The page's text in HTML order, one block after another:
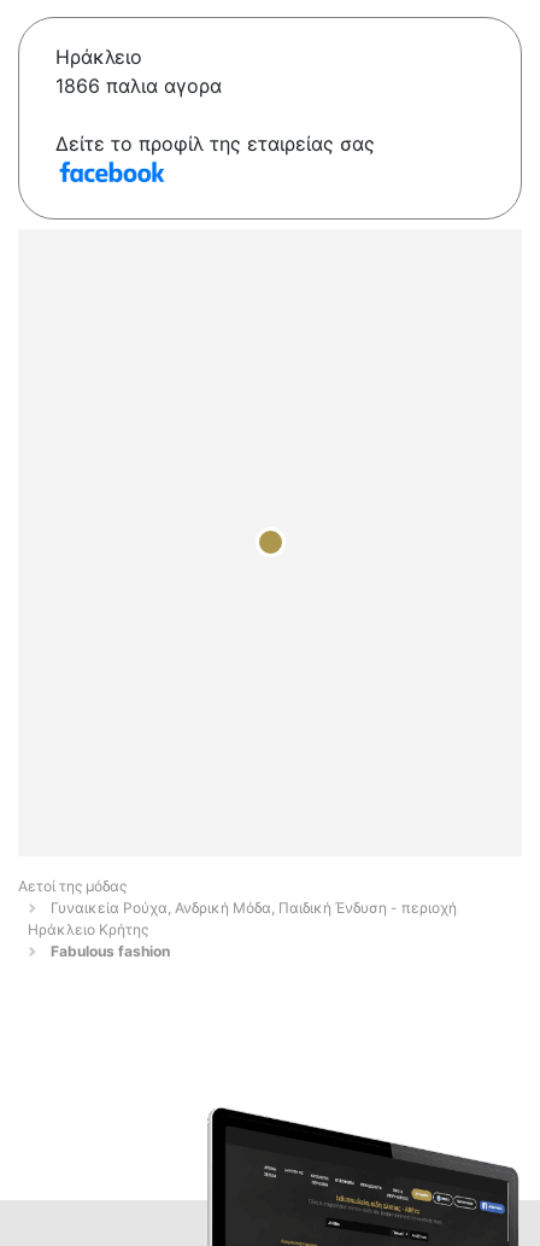
Ηράκλειο
1866 παλια αγορα
Δείτε το προφίλ της εταιρείας σας
Αετοί της μόδας
Γυναικεία Ρούχα, Ανδρική Μόδα, Παιδική Ένδυση - περιοχή
Ηράκλειο Κρήτης
Fabulous fashion